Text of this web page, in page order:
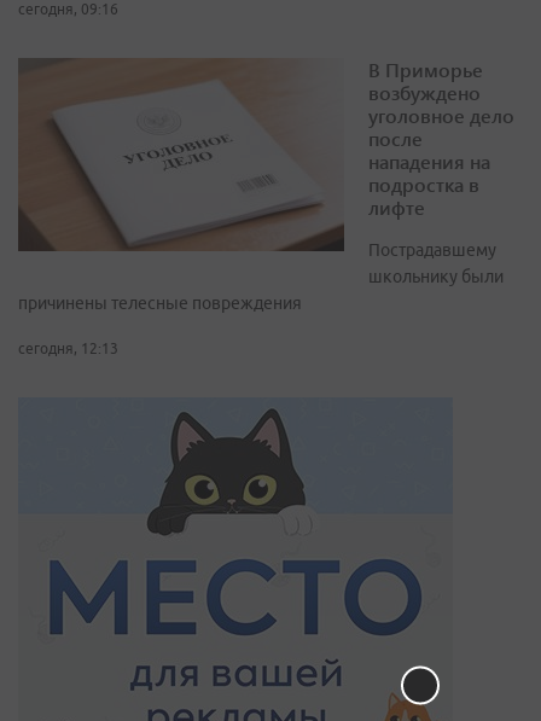
сегодня, 09:16
В Приморье
возбуждено
уголовное дело
после
нападения на
подростка в
лифте
Пострадавшему
школьнику были
причинены телесные повреждения
сегодня, 12:13